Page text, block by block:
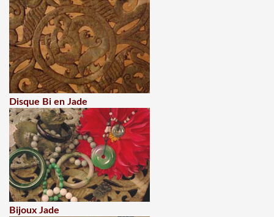
Disque Bi en Jade
Bijoux Jade